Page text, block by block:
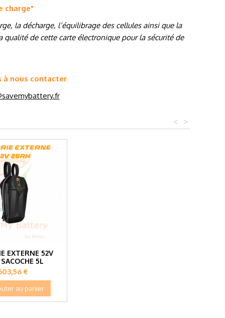
charge"
la décharge, l’équilibrage des cellules ainsi que la
de cette carte électronique pour la sécurité de
à nous contacter
>
<
EXTERNE 52V
5L
€
au panier